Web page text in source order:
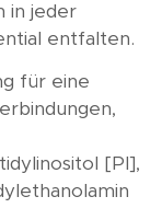
in jeder
entfalten.
für eine
[PI],